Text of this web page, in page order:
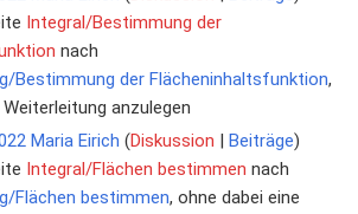
Integral/Bestimmung der
nach
Bestimmung der Flächeninhaltsfunktion,
anzulegen
Maria Eirich Diskussion
Beiträge
Integral/Flächen bestimmen nach
Flächen bestimmen, ohne dabei eine